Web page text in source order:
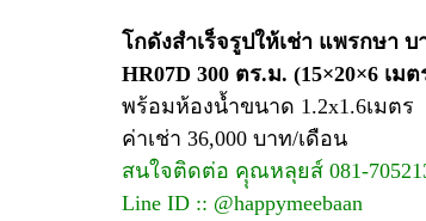
โกดังสำเร็จรูปให้เช่า แพรกษา
HR07D 300 ตร.ม. (15×20×6 เมต
พร้อมห้องน้ำขนาด 1.2x1.6เมตร
ค่าเช่า 36,000 บาท/เดือน
สนใจติดต่อ คุุณหลุยส์ 081-
Line ID :: @happymeebaan